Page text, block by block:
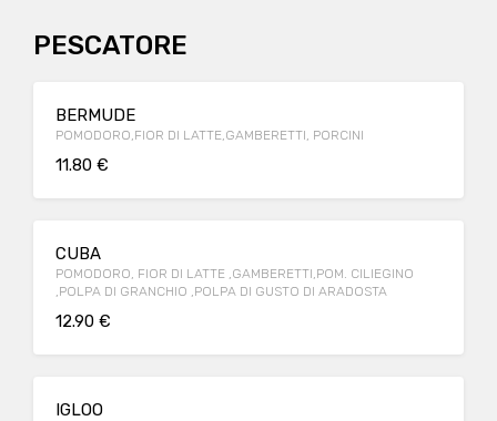
PESCATORE
BERMUDE
POMODORO,FIOR DI LATTE,GAMBERETTI, PORCINI
11.80 €
CUBA
POMODORO, FIOR DI LATTE ,GAMBERETTI,POM. CILIEGINO
,POLPA DI GRANCHIO ,POLPA DI GUSTO DI ARADOSTA
12.90 €
IGLOO